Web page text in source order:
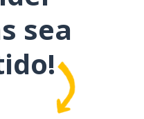
sea